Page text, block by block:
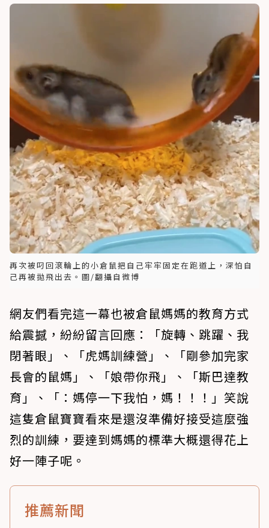
再次被叼回滾輪上的小倉鼠把自己牢牢固定在跑道上，深怕自
己再被拋飛出去。圖/翻攝自微博
網友們看完這一幕也被倉鼠媽媽的教育方式
給震撼，紛紛留言回應：「旋轉、跳躍、我
閉著眼」、「虎媽訓練營」、「剛參加完家
長會的鼠媽」、「娘帶你飛」、「斯巴達教
育」、「：媽停一下我怕，媽！！！」笑說
這隻倉鼠寶寶看來是還沒準備好接受這麼強
烈的訓練，要達到媽媽的標準大概還得花上
好一陣子呢。
推薦新聞